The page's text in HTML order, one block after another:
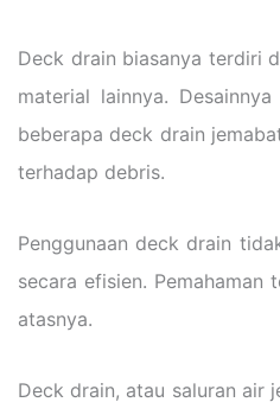
Deck drain biasanya terdiri
material lainnya.
beberapa deck drain
terhadap debris.
Penggunaan deck drain
secara efisien.
atasnya.
Deck drain, atau saluran air